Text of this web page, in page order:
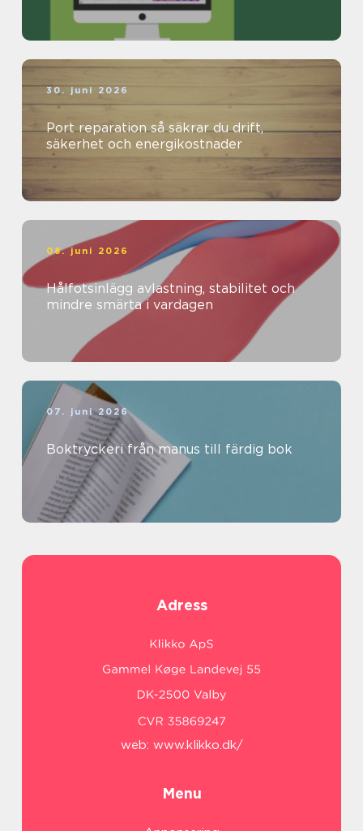
30. juni 2026
Port reparation så säkrar du drift,
säkerhet och energikostnader
08. juni 2026
Hålfotsinlägg avlastning, stabilitet och
mindre smärta i vardagen
07. juni 2026
Boktryckeri från manus till färdig bok
Adress
web: www.klikko.dk/
Menu